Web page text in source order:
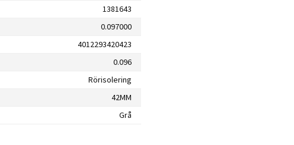
1381643
0.097000
4012293420423
0.096
Rörisolering
42MM
Grå